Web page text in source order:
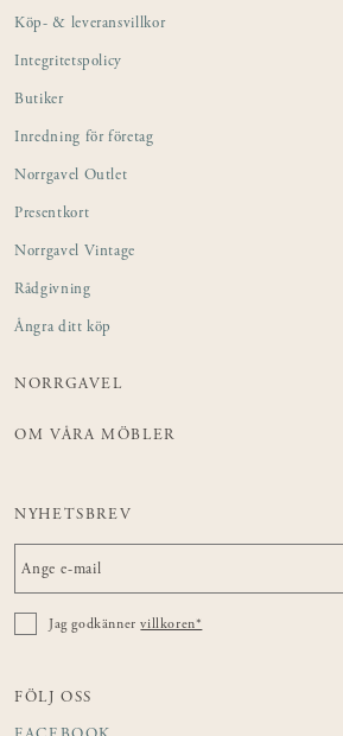
Köp- & leveransvillkor
Integritetspolicy
Butiker
Inredning för företag
Norrgavel Outlet
Presentkort
Norrgavel Vintage
Rådgivning
Ångra ditt köp
NORRGAVEL
OM VÅRA MÖBLER
NYHETSBREV
Jag godkännervillkoren*
FÖLJ OSS